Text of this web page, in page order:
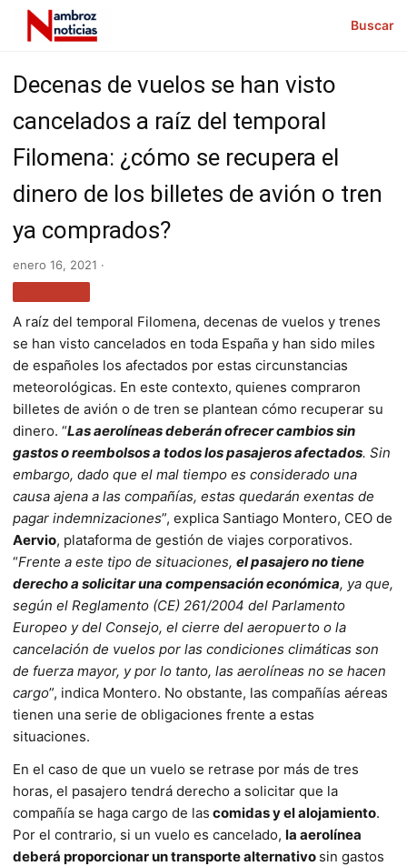
Buscar
Decenas de vuelos se han visto
cancelados a raíz del temporal
Filomena: ¿cómo se recupera el
dinero de los billetes de avión o tren
ya comprados?
enero 16, 2021 ·
A raíz del temporal Filomena, decenas de vuelos y trenes
se han visto cancelados en toda España y han sido miles
de españoles los afectados por estas circunstancias
meteorológicas. En este contexto, quienes compraron
billetes de avión o de tren se plantean cómo recuperar su
dinero. “Las aerolíneas deberán ofrecer cambios sin
gastos o reembolsos a todos los pasajeros afectados. Sin
embargo, dado que el mal tiempo es considerado una
causa ajena a las compañías, estas quedarán exentas de
pagar indemnizaciones”, explica Santiago Montero, CEO de
Aervio, plataforma de gestión de viajes corporativos.
“Frente a este tipo de situaciones, el pasajero no tiene
derecho a solicitar una compensación económica, ya que,
según el Reglamento (CE) 261/2004 del Parlamento
Europeo y del Consejo, el cierre del aeropuerto o la
cancelación de vuelos por las condiciones climáticas son
de fuerza mayor, y por lo tanto, las aerolíneas no se hacen
cargo”, indica Montero. No obstante, las compañías aéreas
tienen una serie de obligaciones frente a estas
situaciones.
En el caso de que un vuelo se retrase por más de tres
horas, el pasajero tendrá derecho a solicitar que la
compañía se haga cargo de las comidas y el alojamiento.
Por el contrario, si un vuelo es cancelado, la aerolínea
deberá proporcionar un transporte alternativo sin gastos